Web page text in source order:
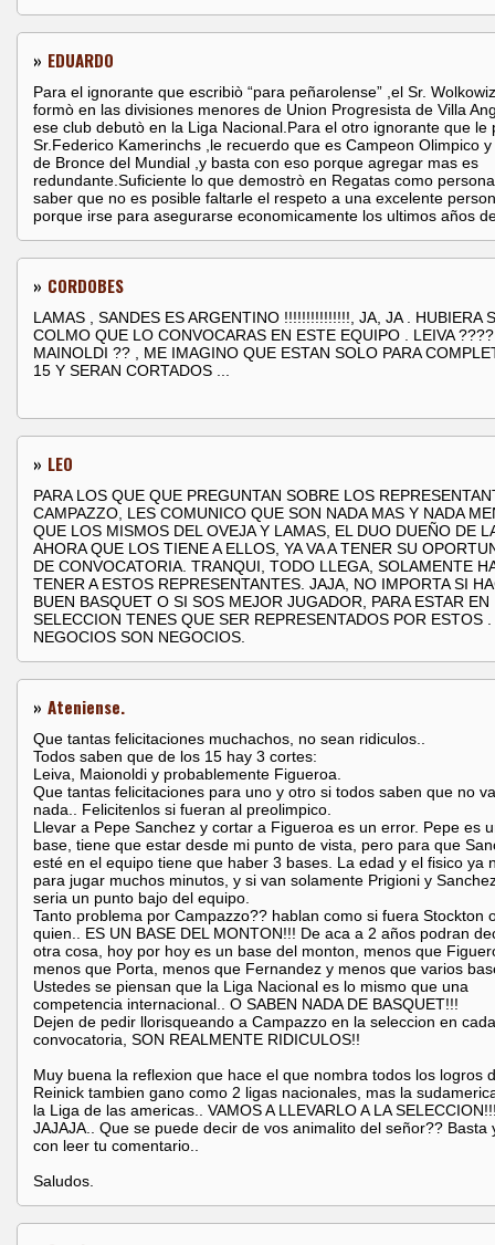
» EDUARDO
Para el ignorante que escribiò “para peñarolense” ,el Sr.
formò en las divisiones menores de Union Progresista de Villa
ese club debutò en la Liga Nacional.Para el otro ignorante que le
Sr.Federico Kamerinchs ,le recuerdo que es Campeon Olimpico
de Bronce del Mundial ,y basta con eso porque agregar mas es
redundante.Suficiente lo que demostrò en Regatas como
saber que no es posible faltarle el respeto a una excelente
porque irse para asegurarse economicamente los ultimos años
» CORDOBES
LAMAS , SANDES ES ARGENTINO !!!!!!!!!!!!!!!, JA, JA . HUBIERA
COLMO QUE LO CONVOCARAS EN ESTE EQUIPO . LEIVA
MAINOLDI ?? , ME IMAGINO QUE ESTAN SOLO PARA
15 Y SERAN CORTADOS ...
» LEO
PARA LOS QUE QUE PREGUNTAN SOBRE LOS
CAMPAZZO, LES COMUNICO QUE SON NADA MAS Y NADA
QUE LOS MISMOS DEL OVEJA Y LAMAS, EL DUO DUEÑO DE
AHORA QUE LOS TIENE A ELLOS, YA VA A TENER SU
DE CONVOCATORIA. TRANQUI, TODO LLEGA, SOLAMENTE
TENER A ESTOS REPRESENTANTES. JAJA, NO IMPORTA SI
BUEN BASQUET O SI SOS MEJOR JUGADOR, PARA ESTAR EN
SELECCION TENES QUE SER REPRESENTADOS POR ESTOS .
NEGOCIOS SON NEGOCIOS.
» Ateniense.
Que tantas felicitaciones muchachos, no sean ridiculos..
Todos saben que de los 15 hay 3 cortes:
Leiva, Maionoldi y probablemente Figueroa.
Que tantas felicitaciones para uno y otro si todos saben que no
nada.. Felicitenlos si fueran al preolimpico.
Llevar a Pepe Sanchez y cortar a Figueroa es un error. Pepe es
base, tiene que estar desde mi punto de vista, pero para que
esté en el equipo tiene que haber 3 bases. La edad y el fisico ya
para jugar muchos minutos, y si van solamente Prigioni y
seria un punto bajo del equipo.
Tanto problema por Campazzo?? hablan como si fuera Stockton
quien.. ES UN BASE DEL MONTON!!! De aca a 2 años podran
otra cosa, hoy por hoy es un base del monton, menos que
menos que Porta, menos que Fernandez y menos que varios
Ustedes se piensan que la Liga Nacional es lo mismo que una
competencia internacional.. O SABEN NADA DE BASQUET!!!
Dejen de pedir llorisqueando a Campazzo en la seleccion en cada
convocatoria, SON REALMENTE RIDICULOS!!
Muy buena la reflexion que hace el que nombra todos los logros
Reinick tambien gano como 2 ligas nacionales, mas la
la Liga de las americas.. VAMOS A LLEVARLO A LA
JAJAJA.. Que se puede decir de vos animalito del señor?? Basta
con leer tu comentario..
Saludos.